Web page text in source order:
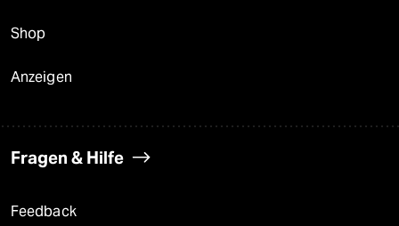
Shop
Anzeigen
Fragen & Hilfe
Feedback